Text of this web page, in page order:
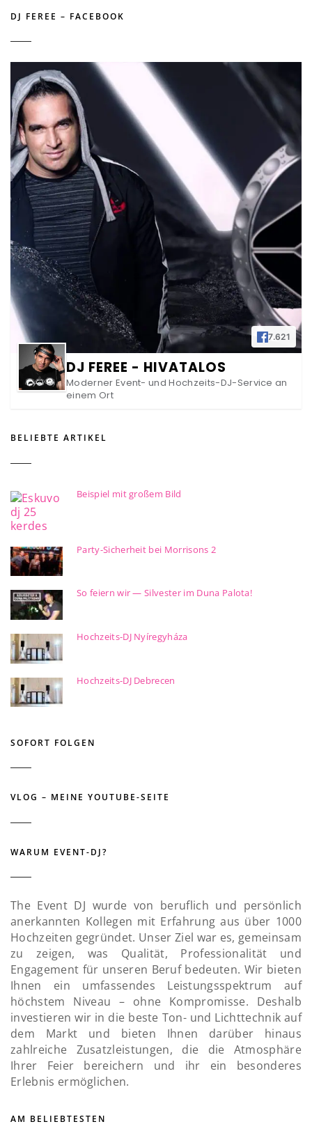
DJ FEREE – FACEBOOK
7.621
DJ FEREE - HIVATALOS
Moderner Event- und Hochzeits-DJ-Service an
einem Ort
BELIEBTE ARTIKEL
Beispiel mit großem Bild
Party-Sicherheit bei Morrisons 2
So feiern wir — Silvester im Duna Palota!
Hochzeits-DJ Nyíregyháza
Hochzeits-DJ Debrecen
SOFORT FOLGEN
VLOG – MEINE YOUTUBE-SEITE
WARUM EVENT-DJ?
The Event DJ wurde von beruflich und persönlich
anerkannten Kollegen mit Erfahrung aus über 1000
Hochzeiten gegründet. Unser Ziel war es, gemeinsam
zu zeigen, was Qualität, Professionalität und
Engagement für unseren Beruf bedeuten. Wir bieten
Ihnen ein umfassendes Leistungsspektrum auf
höchstem Niveau – ohne Kompromisse. Deshalb
investieren wir in die beste Ton- und Lichttechnik auf
dem Markt und bieten Ihnen darüber hinaus
zahlreiche Zusatzleistungen, die die Atmosphäre
Ihrer Feier bereichern und ihr ein besonderes
Erlebnis ermöglichen.
AM BELIEBTESTEN